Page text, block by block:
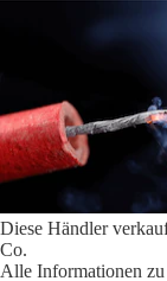
Diese Händler
Co.
Alle Informationen